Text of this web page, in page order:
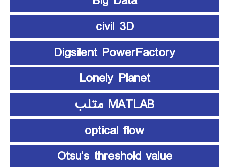
civil 3D
Digsilent PowerFactory
Lonely Planet
MATLAB متلب
optical flow
Otsu’s threshold value